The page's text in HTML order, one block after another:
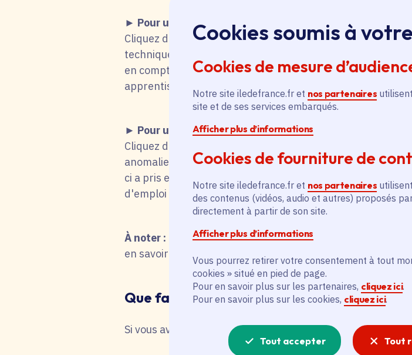
Cookies soumis à
Cookies de mesure
Notre site iledefrance.fr et nos partenaires
site et de ses services embarqués.
Afficher plus d’informations
Cookies de fourniture de
Notre site iledefrance.fr et nos partenaires
des contenus (vidéos, audio et autres) proposés
directement à partir de son site.
Afficher plus d’informations
Vous pourrez retirer votre consentement à tout
cookies » situé en pied de page.
Pour en savoir plus sur les partenaires, cliquez ici.
Pour en savoir plus sur les cookies, cliquez ici.
Tout accepter Tout
► Pour une recherche d'emploi, apprentissage, stage
Cliquez dans le tableau ci-dessus sur le bouton « Liste
technique fait que vous remontez aussitôt en haut de
en compte votre choix. Vous pouvez alors faire une
apprentissage, stage), mot-clé, filière et département (75,
► Pour une candidature spontanée
Cliquez dans le tableau ci-dessus sur le bouton «
anomalie technique fait que vous remontez aussitôt en
ci a pris en compte votre choix. Vous pouvez alors
d'emploi titulaire de la fonction publique ou non, apprenti,
À noter :
pour une recherche d'emploi au siège de la
en savoir plus en interrogeant nos agents Ambassadeurs.
Que faire en cas de problème technique ?
Si vous avez besoin d'une assistance technique, écrivez-